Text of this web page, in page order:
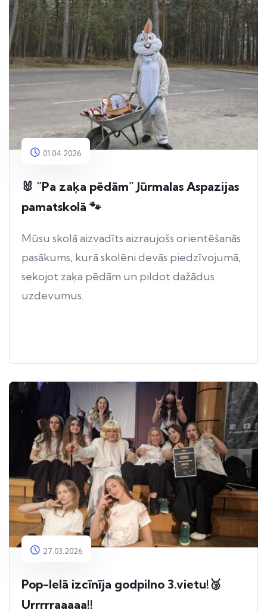
01.04.2026
🐰 “Pa zaķa pēdām” Jūrmalas Aspazijas
pamatskolā 🐾
Mūsu skolā aizvadīts aizraujošs orientēšanās
pasākums, kurā skolēni devās piedzīvojumā,
sekojot zaķa pēdām un pildot dažādus
uzdevumus.
27.03.2026
Pop-Ielā izcīnīja godpilno 3.vietu!🥉
Urrrrraaaaa!!